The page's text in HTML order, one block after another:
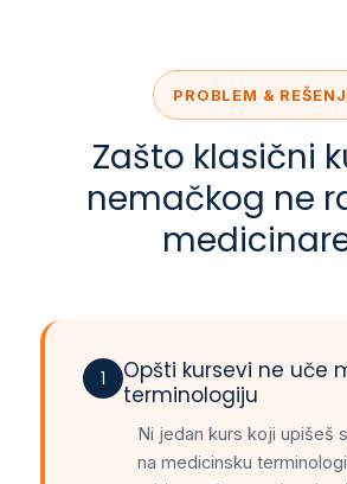
PROBLEM &
Zašto klasični
nemačkog ne
1
Opšti kursevi ne uče
terminologiju
Ni jedan kurs koji upišeš
na medicinsku